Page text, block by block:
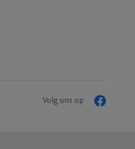
Volg ons op